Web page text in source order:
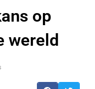
op
wereld